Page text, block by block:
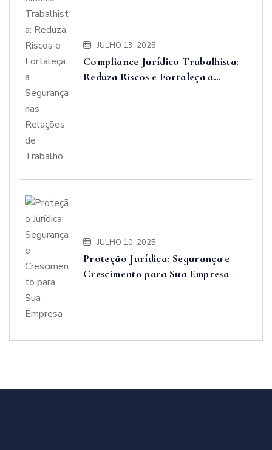
JULHO 13, 2025
Compliance Jurídico Trabalhista:
Reduza Riscos e Fortaleça a
JULHO 10, 2025
Proteção Jurídica: Segurança e
Crescimento para Sua Empresa